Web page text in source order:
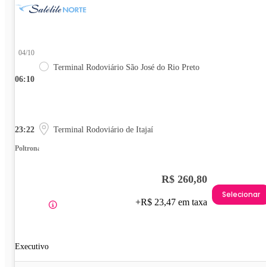
06:10
04/10
Terminal Rodoviário São José do Rio Preto
23:22 Terminal Rodoviário de Itajaí
Poltrona
Executivo
R$ 260,80
+R$ 23,47 em taxa
Selecionar